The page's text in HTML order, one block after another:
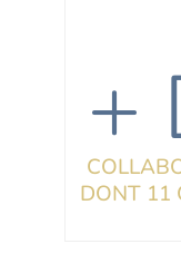
+
DONT 11